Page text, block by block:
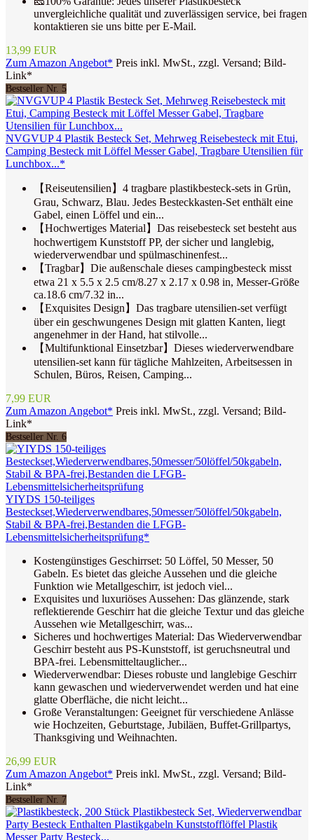
unvergleichliche qualität und zuverlässigen service, bei fragen
kontaktieren sie uns bitte per E-Mail.
13,99 EUR
Zum Amazon Angebot* Preis inkl. MwSt., zzgl. Versand; Bild-
Link*
Bestseller Nr. 5
NVGVUP 4 Plastik Besteck Set, Mehrweg Reisebesteck mit Etui,
Camping Besteck mit Löffel Messer Gabel, Tragbare Utensilien für
Lunchbox...*
【Reiseutensilien】4 tragbare plastikbesteck-sets in Grün,
Grau, Schwarz, Blau. Jedes Besteckkasten-Set enthält eine
Gabel, einen Löffel und ein...
【Hochwertiges Material】Das reisebesteck set besteht aus
hochwertigem Kunststoff PP, der sicher und langlebig,
wiederverwendbar und spülmaschinenfest...
【Tragbar】Die außenschale dieses campingbesteck ​​misst
etwa 21 x 5.5 x 2.5 cm/8.27 x 2.17 x 0.98 in, Messer-Größe
ca.18.6 cm/7.32 in...
【Exquisites Design】Das tragbare utensilien-set verfügt
über ein geschwungenes Design mit glatten Kanten, liegt
angenehmer in der Hand, hat stilvolle...
【Multifunktional Einsetzbar】Dieses wiederverwendbare
utensilien-set kann für tägliche Mahlzeiten, Arbeitsessen in
Schulen, Büros, Reisen, Camping...
7,99 EUR
Zum Amazon Angebot* Preis inkl. MwSt., zzgl. Versand; Bild-
Link*
Bestseller Nr. 6
YIYDS 150-teiliges
Besteckset,Wiederverwendbares,50messer/50löffel/50kgabeln,
Stabil & BPA-frei,Bestanden die LFGB-
Lebensmittelsicherheitsprüfung*
Kostengünstiges Geschirrset: 50 Löffel, 50 Messer, 50
Gabeln. Es bietet das gleiche Aussehen und die gleiche
Funktion wie Metallgeschirr, ist jedoch viel...
Exquisites und luxuriöses Aussehen: Das glänzende, stark
reflektierende Geschirr hat die gleiche Textur und das gleiche
Aussehen wie Metallgeschirr, was...
Sicheres und hochwertiges Material: Das Wiederverwendbar
Geschirr besteht aus PS-Kunststoff, ist geruchsneutral und
BPA-frei. Lebensmitteltauglicher...
Wiederverwendbar: Dieses robuste und langlebige Geschirr
kann gewaschen und wiederverwendet werden und hat eine
glatte Oberfläche, die nicht leicht...
Große Veranstaltungen: Geeignet für verschiedene Anlässe
wie Hochzeiten, Geburtstage, Jubiläen, Buffet-Grillpartys,
Thanksgiving und Weihnachten.
26,99 EUR
Zum Amazon Angebot* Preis inkl. MwSt., zzgl. Versand; Bild-
Link*
Bestseller Nr. 7